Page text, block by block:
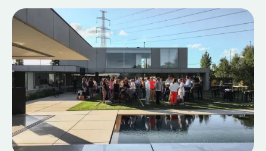
PRIVATE PARTY J
Verjaardagsfeest
Full event case